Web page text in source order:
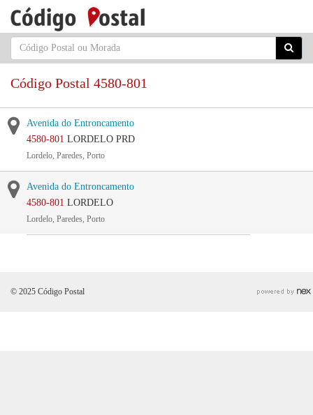
Código Postal 4580-801
Avenida do Entroncamento
4580-801 LORDELO PRD
Lordelo, Paredes, Porto
Avenida do Entroncamento
4580-801 LORDELO
Lordelo, Paredes, Porto
© 2025 Código Postal